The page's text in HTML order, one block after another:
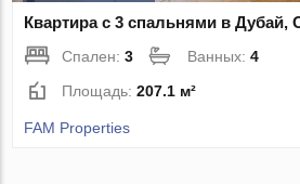
Квартира с 3 спальнями в
Спален:3 Ванных:4
Площадь:207.1 м²
FAM Properties